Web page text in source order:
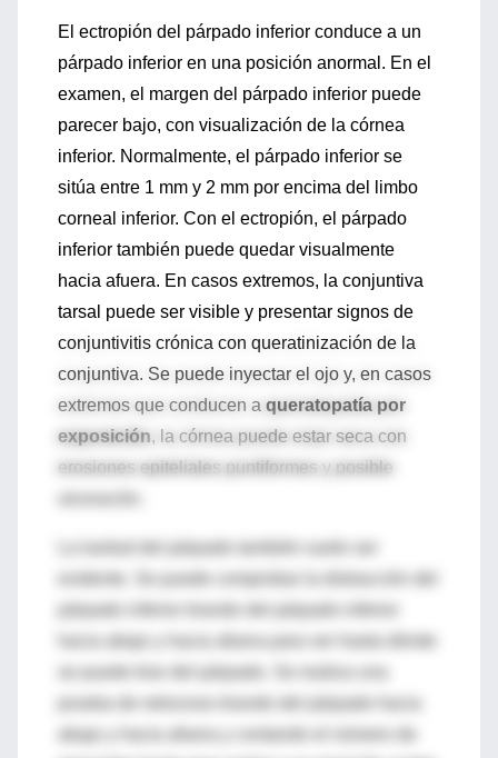
El ectropión del párpado inferior conduce a un
párpado inferior en una posición anormal. En el
examen, el margen del párpado inferior puede
parecer bajo, con visualización de la córnea
inferior. Normalmente, el párpado inferior se
sitúa entre 1 mm y 2 mm por encima del limbo
corneal inferior. Con el ectropión, el párpado
inferior también puede quedar visualmente
hacia afuera. En casos extremos, la conjuntiva
tarsal puede ser visible y presentar signos de
conjuntivitis crónica con queratinización de la
conjuntiva. Se puede inyectar el ojo y, en casos
extremos que conducen a queratopatía por
exposición, la córnea puede estar seca con
erosiones epiteliales puntiformes y posible